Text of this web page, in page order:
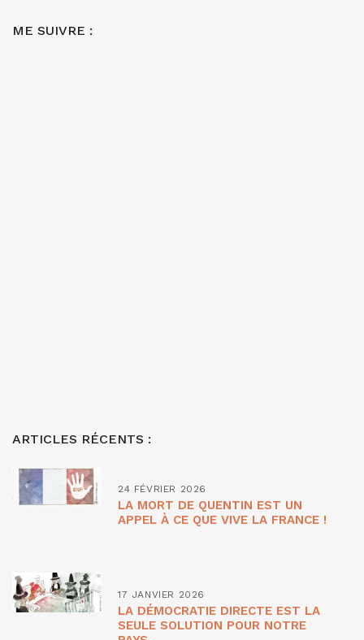
ME SUIVRE :
ARTICLES RÉCENTS :
24 FÉVRIER 2026
LA MORT DE QUENTIN EST UN
APPEL À CE QUE VIVE LA FRANCE !
17 JANVIER 2026
LA DÉMOCRATIE DIRECTE EST LA
SEULE SOLUTION POUR NOTRE